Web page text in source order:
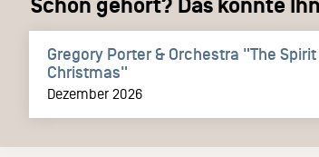
Schon gehört? Das könnte
Gregory Porter & Orchestra "The
Christmas"
Dezember 2026